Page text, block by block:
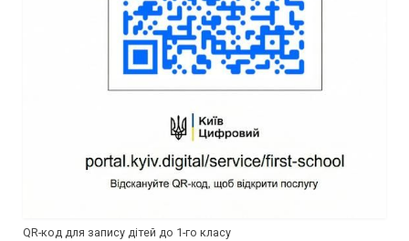
QR-код для запису дітей до 1-го класу